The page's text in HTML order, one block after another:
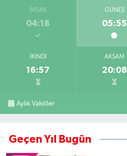
İMSAK
04:18
GÜNEŞ
05:55
İKINDI
16:57
AKŞAM
20:08
Aylık Vakitler
Geçen Yıl Bugün